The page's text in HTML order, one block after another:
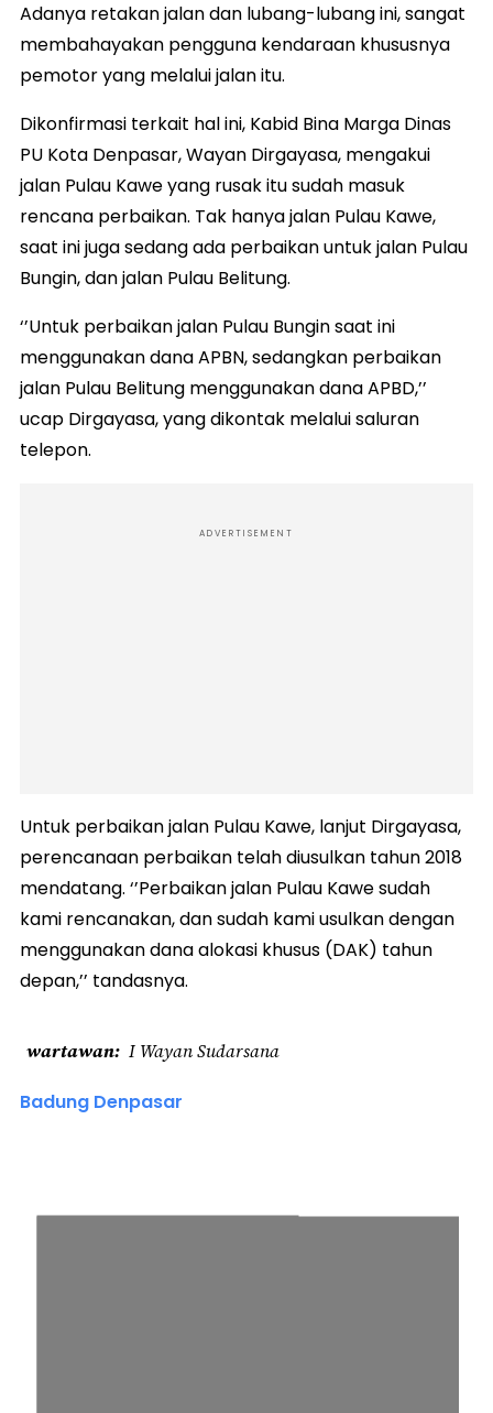
Adanya retakan jalan dan lubang-lubang ini, sangat
membahayakan pengguna kendaraan khususnya
pemotor yang melalui jalan itu.
Dikonfirmasi terkait hal ini, Kabid Bina Marga Dinas
PU Kota Denpasar, Wayan Dirgayasa, mengakui
jalan Pulau Kawe yang rusak itu sudah masuk
rencana perbaikan. Tak hanya jalan Pulau Kawe,
saat ini juga sedang ada perbaikan untuk jalan Pulau
Bungin, dan jalan Pulau Belitung.
‘’Untuk perbaikan jalan Pulau Bungin saat ini
menggunakan dana APBN, sedangkan perbaikan
jalan Pulau Belitung menggunakan dana APBD,’’
ucap Dirgayasa, yang dikontak melalui saluran
telepon.
ADVERTISEMENT
Untuk perbaikan jalan Pulau Kawe, lanjut Dirgayasa,
perencanaan perbaikan telah diusulkan tahun 2018
mendatang. ‘’Perbaikan jalan Pulau Kawe sudah
kami rencanakan, dan sudah kami usulkan dengan
menggunakan dana alokasi khusus (DAK) tahun
depan,’’ tandasnya.
wartawan I Wayan Sudarsana
Badung Denpasar